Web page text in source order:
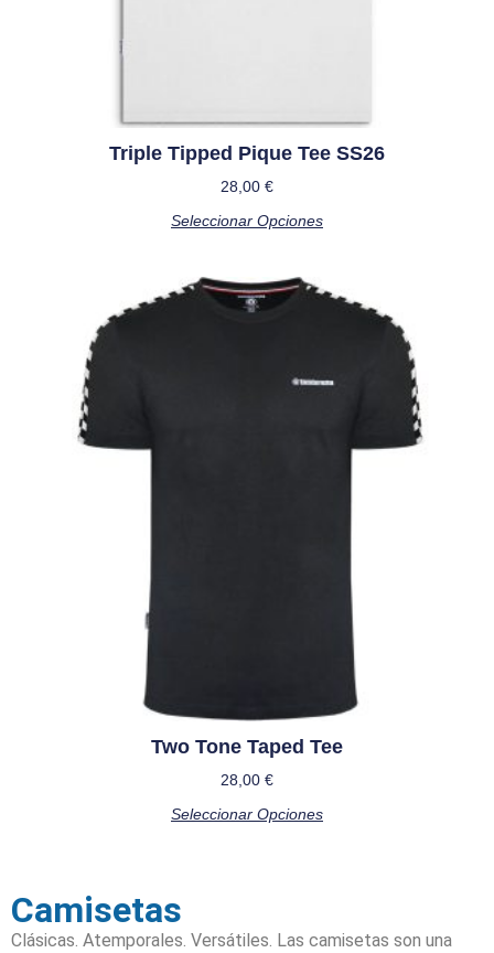
Triple Tipped Pique Tee SS26
28,00 €
Seleccionar Opciones
Two Tone Taped Tee
28,00 €
Seleccionar Opciones
Camisetas
Clásicas. Atemporales. Versátiles. Las camisetas son una